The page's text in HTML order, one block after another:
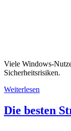
Viele Windows-
Sicherheitsrisiken.
Weiterlesen
Die besten